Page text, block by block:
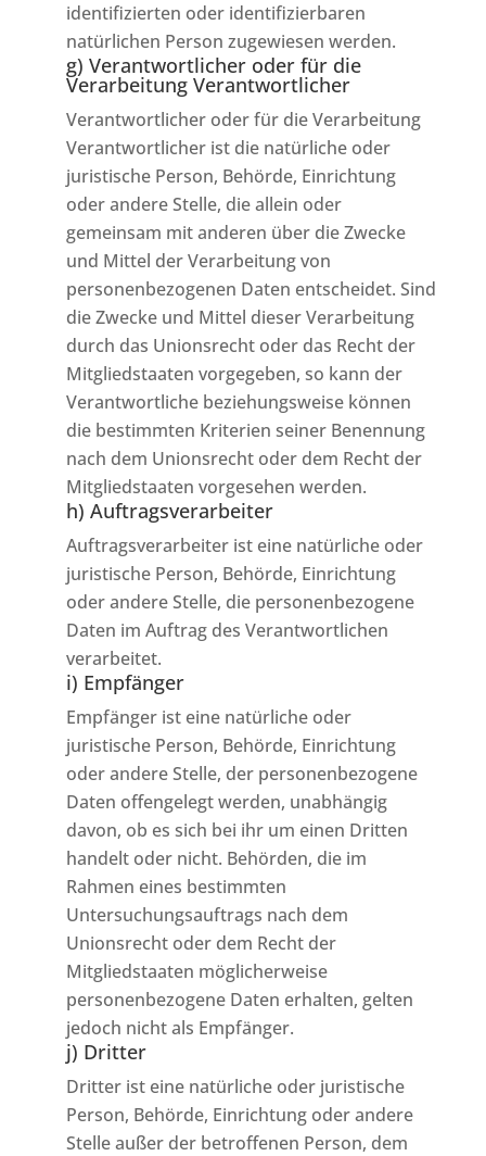
identifizierten oder identifizierbaren
natürlichen Person zugewiesen werden.
g) Verantwortlicher oder für die
Verarbeitung Verantwortlicher
Verantwortlicher oder für die Verarbeitung
Verantwortlicher ist die natürliche oder
juristische Person, Behörde, Einrichtung
oder andere Stelle, die allein oder
gemeinsam mit anderen über die Zwecke
und Mittel der Verarbeitung von
personenbezogenen Daten entscheidet. Sind
die Zwecke und Mittel dieser Verarbeitung
durch das Unionsrecht oder das Recht der
Mitgliedstaaten vorgegeben, so kann der
Verantwortliche beziehungsweise können
die bestimmten Kriterien seiner Benennung
nach dem Unionsrecht oder dem Recht der
Mitgliedstaaten vorgesehen werden.
h) Auftragsverarbeiter
Auftragsverarbeiter ist eine natürliche oder
juristische Person, Behörde, Einrichtung
oder andere Stelle, die personenbezogene
Daten im Auftrag des Verantwortlichen
verarbeitet.
i) Empfänger
Empfänger ist eine natürliche oder
juristische Person, Behörde, Einrichtung
oder andere Stelle, der personenbezogene
Daten offengelegt werden, unabhängig
davon, ob es sich bei ihr um einen Dritten
handelt oder nicht. Behörden, die im
Rahmen eines bestimmten
Untersuchungsauftrags nach dem
Unionsrecht oder dem Recht der
Mitgliedstaaten möglicherweise
personenbezogene Daten erhalten, gelten
jedoch nicht als Empfänger.
j) Dritter
Dritter ist eine natürliche oder juristische
Person, Behörde, Einrichtung oder andere
Stelle außer der betroffenen Person, dem